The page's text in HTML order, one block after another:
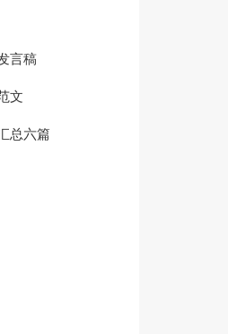
言稿
文
总六篇